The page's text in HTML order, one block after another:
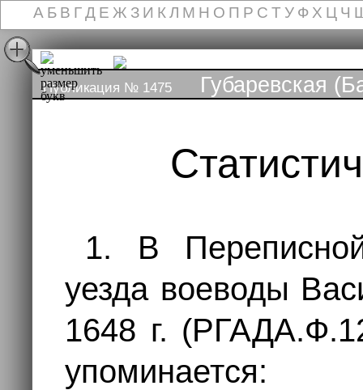
А Б В ГД Е Ж З И К Л М Н О П Р С Т У Ф Х Ц Ч
Публикация № 1475 Губаревская
1. В Переписной
уезда воеводы
1648 г.
упоминается: